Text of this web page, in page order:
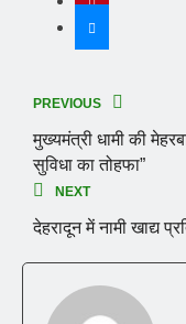
PREVIOUS
मुख्यमंत्री धामी की
सुविधा का तोहफा”
NEXT
देहरादून में नामी खाद्य